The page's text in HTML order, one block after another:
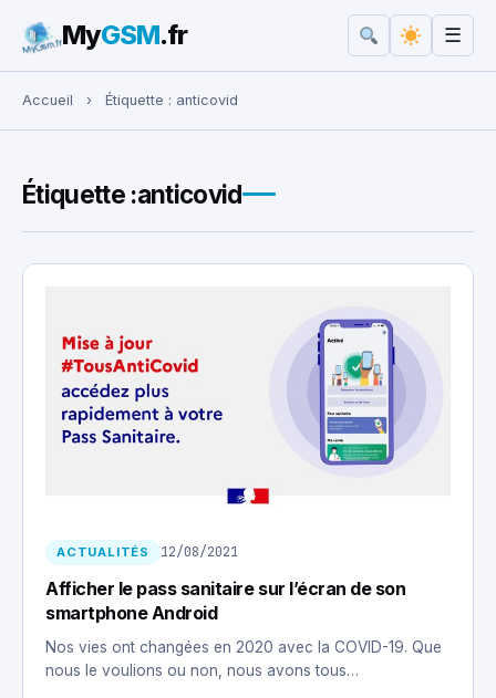
Rechercher :
MyGSM.fr ☰
Accueil › Étiquette : anticovid
Étiquette :anticovid
ACTUALITÉS 12/08/2021
Afficher le pass sanitaire sur l’écran de son
smartphone Android
Nos vies ont changées en 2020 avec la COVID-19. Que
nous le voulions ou non, nous avons tous…